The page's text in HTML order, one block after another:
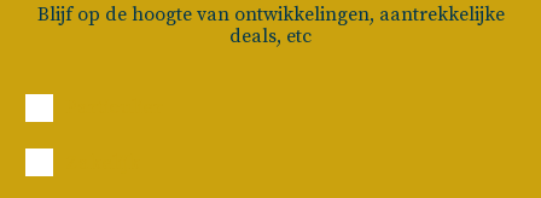
Blijf op de hoogte van ontwikkelingen, aantrekkelijke
deals, etc